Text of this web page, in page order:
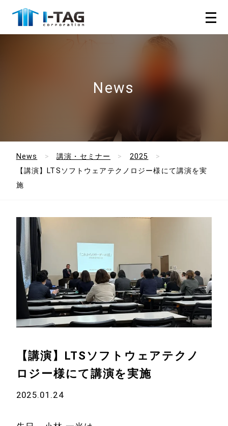
News
News 講演・セミナー
2025
【講演】LTSソフトウェアテクノロジー様にて講演を実
施
【講演】LTSソフトウェアテクノ
ロジー様にて講演を実施
2025.01.24